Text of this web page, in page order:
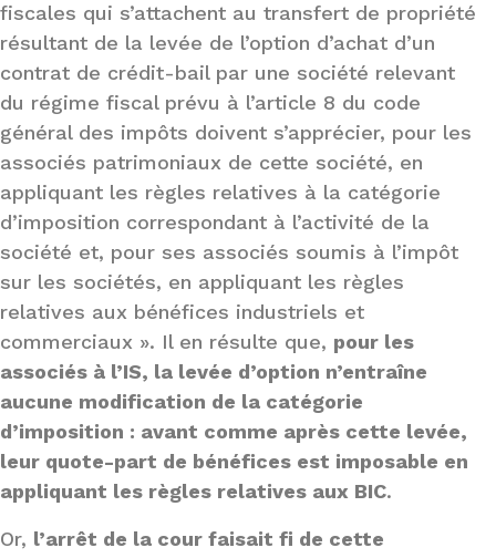
fiscales qui s’attachent au transfert de propriété
résultant de la levée de l’option d’achat d’un
contrat de crédit-bail par une société relevant
du régime fiscal prévu à l’article 8 du code
général des impôts doivent s’apprécier, pour les
associés patrimoniaux de cette société, en
appliquant les règles relatives à la catégorie
d’imposition correspondant à l’activité de la
société et, pour ses associés soumis à l’impôt
sur les sociétés, en appliquant les règles
relatives aux bénéfices industriels et
commerciaux ». Il en résulte que, pour les
associés à l’IS, la levée d’option n’entraîne
aucune modification de la catégorie
d’imposition : avant comme après cette levée,
leur quote-part de bénéfices est imposable en
appliquant les règles relatives aux BIC.
Or, l’arrêt de la cour faisait fi de cette